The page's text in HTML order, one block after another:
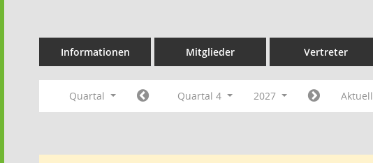
Informationen Mitglieder Vertreter
Quartal Quartal 4 2027 Aktuell